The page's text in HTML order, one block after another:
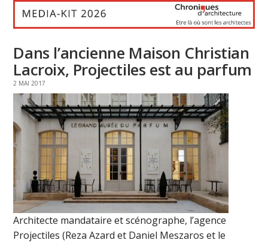
Dans l’ancienne Maison Christian
Lacroix, Projectiles est au parfum
2 MAI 2017
Architecte mandataire et scénographe, l’agence
Projectiles (Reza Azard et Daniel Meszaros et le